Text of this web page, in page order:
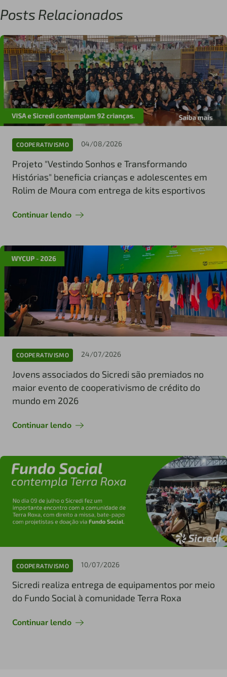
Posts Relacionados
COOPERATIVISMO 04/08/2026
Projeto "Vestindo Sonhos e Transformando
Histórias" beneficia crianças e adolescentes em
Rolim de Moura com entrega de kits esportivos
Continuar lendo
COOPERATIVISMO 24/07/2026
Jovens associados do Sicredi são premiados no
maior evento de cooperativismo de crédito do
mundo em 2026
Continuar lendo
COOPERATIVISMO 10/07/2026
Sicredi realiza entrega de equipamentos por meio
do Fundo Social à comunidade Terra Roxa
Continuar lendo